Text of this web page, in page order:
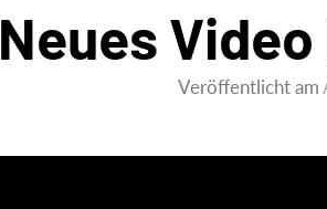
Neues
Veröffentlicht am